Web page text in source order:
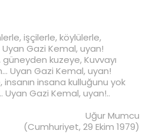
işçilerle, köylülerle,
Uyan Gazi Kemal, uyan!
kuzeye, Kuvvayı
Uyan Gazi Kemal, uyan!
insana kulluğunu yok
Uyan Gazi Kemal, uyan!..
Uğur Mumcu
(Cumhuriyet, 29 Ekim 1979)